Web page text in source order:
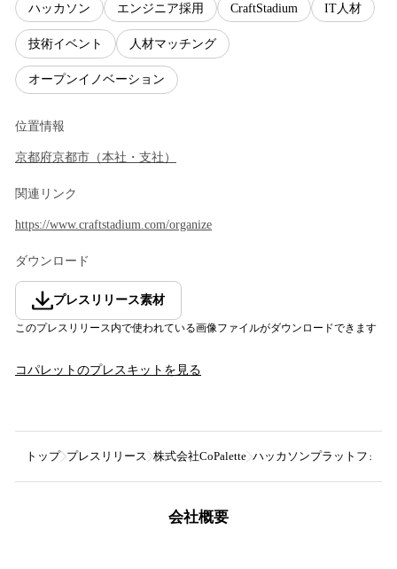
ハッカソン エンジニア採用 CraftStadium IT人材
技術イベント 人材マッチング
オープンイノベーション
位置情報
京都府京都市 （本社・支社 ）
関連リンク
https://www.craftstadium.com/organize
ダウンロード
プレスリリース素材
このプレスリリース内で使われている画像ファイルがダウンロードできます
コパレット のプレスキットを見る
トップ プレスリリース 株式会社CoPalette ハッカソンプラットフォー
会社概要